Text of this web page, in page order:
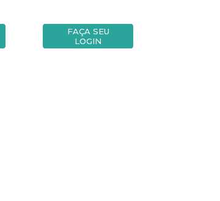
FAÇA SEU
LOGIN